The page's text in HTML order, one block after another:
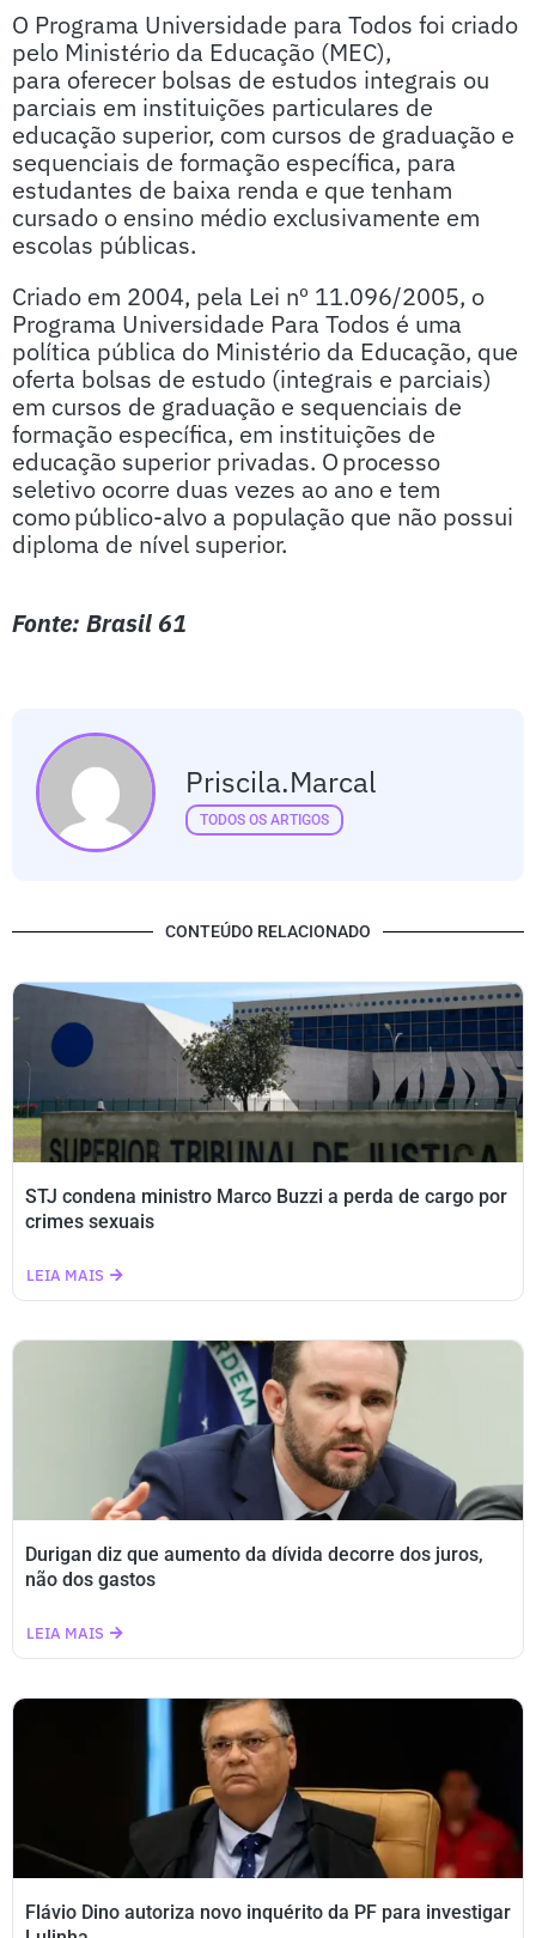
O Programa Universidade para Todos foi criado
pelo Ministério da Educação (MEC),
para oferecer bolsas de estudos integrais ou
parciais em instituições particulares de
educação superior, com cursos de graduação e
sequenciais de formação específica, para
estudantes de baixa renda e que tenham
cursado o ensino médio exclusivamente em
escolas públicas.
Criado em 2004, pela Lei nº 11.096/2005, o
Programa Universidade Para Todos é uma
política pública do Ministério da Educação, que
oferta bolsas de estudo (integrais e parciais)
em cursos de graduação e sequenciais de
formação específica, em instituições de
educação superior privadas. O processo
seletivo ocorre duas vezes ao ano e tem
como público-alvo a população que não possui
diploma de nível superior.
Fonte: Brasil 61
Priscila.marcal
TODOS OS ARTIGOS
CONTEÚDO RELACIONADO
STJ condena ministro Marco Buzzi a perda de cargo por
crimes sexuais
LEIA MAIS
Durigan diz que aumento da dívida decorre dos juros,
não dos gastos
LEIA MAIS
Flávio Dino autoriza novo inquérito da PF para investigar